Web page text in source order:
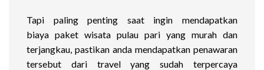
Tapi paling penting saat ingin mendapatkan
biaya paket wisata pulau pari yang murah dan
terjangkau, pastikan anda mendapatkan penawaran
tersebut dari travel yang sudah terpercaya